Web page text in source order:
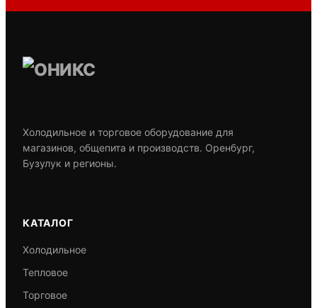
Холодильное и торговое оборудование для
магазинов, общепита и производств. Оренбург,
Бузулук и регионы.
КАТАЛОГ
Холодильное
Тепловое
Торговое